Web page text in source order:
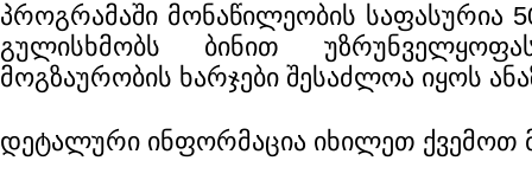
პროგრამაში მონაწილეობის საფასურია
გულისხმობს ბინით
მოგზაურობის ხარჯები შესაძლოა იყოს
დეტალური ინფორმაცია იხილეთ ქვემოთ